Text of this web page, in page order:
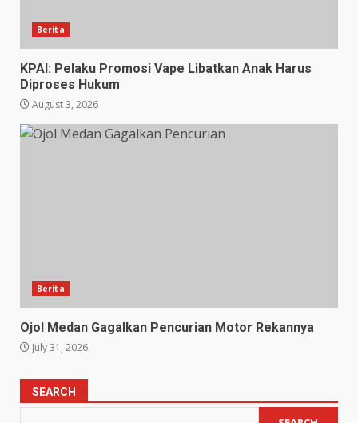
Berita
KPAI: Pelaku Promosi Vape Libatkan Anak Harus
Diproses Hukum
August 3, 2026
Berita
Ojol Medan Gagalkan Pencurian Motor Rekannya
July 31, 2026
SEARCH